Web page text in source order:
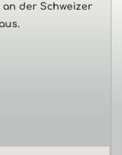
der Schweizer